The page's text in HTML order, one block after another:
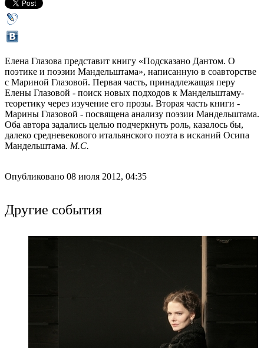
Елена Глазова представит книгу «Подсказано Дантом. О
поэтике и поэзии Мандельштама», написанную в соавторстве
с Мариной Глазовой. Первая часть, принадлежащая перу
Елены Глазовой - поиск новых подходов к Мандельштаму-
теоретику через изучение его прозы. Вторая часть книги -
Марины Глазовой - посвящена анализу поэзии Мандельштама.
Оба автора задались целью подчеркнуть роль, казалось бы,
далеко средневекового итальянского поэта в исканий Осипа
Мандельштама. М.С.
Опубликовано 08 июля 2012, 04:35
Другие события